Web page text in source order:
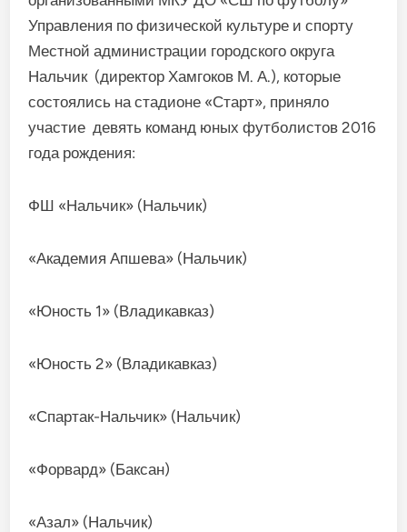
Управления по физической культуре и спорту
Местной администрации городского округа
Нальчик (директор Хамгоков М. А.), которые
состоялись на стадионе «Старт», приняло
участие девять команд юных футболистов 2016
года рождения:
ФШ «Нальчик» (Нальчик)
«Академия Апшева» (Нальчик)
«Юность 1» (Владикавказ)
«Юность 2» (Владикавказ)
«Спартак-Нальчик» (Нальчик)
«Форвард» (Баксан)
«Азал» (Нальчик)